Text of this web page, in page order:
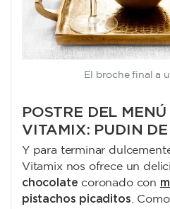
El broche final a
POSTRE DEL
VITAMIX: PUDIN
Y para terminar
Vitamix nos ofrece un
chocolate coronado con
pistachos picaditos.